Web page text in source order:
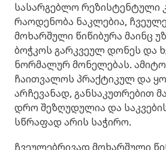
სასარგებლო რეზისტენტული
რაოდენობა ნაკლებია,
მოხარშული წიწიბურა მაინც
ბოჭკოს გარკვეულ დონეს და
ნორმალურ მონელებას.
ჩაითვალოს პრაქტიკულ და
არჩევანად, განსაკუთრებით
დრო შეზღუდულია და
სწრაფად არის საჭირო.
ჩვეულებრივად მოხარშული